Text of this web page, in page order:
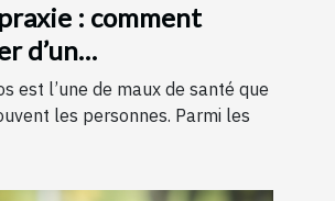
: comment
d’un
?
est l’une de maux de santé que
les personnes. Parmi les